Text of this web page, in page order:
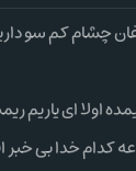
چشام کم سو
اولا ای
کدام خدا بی خبر